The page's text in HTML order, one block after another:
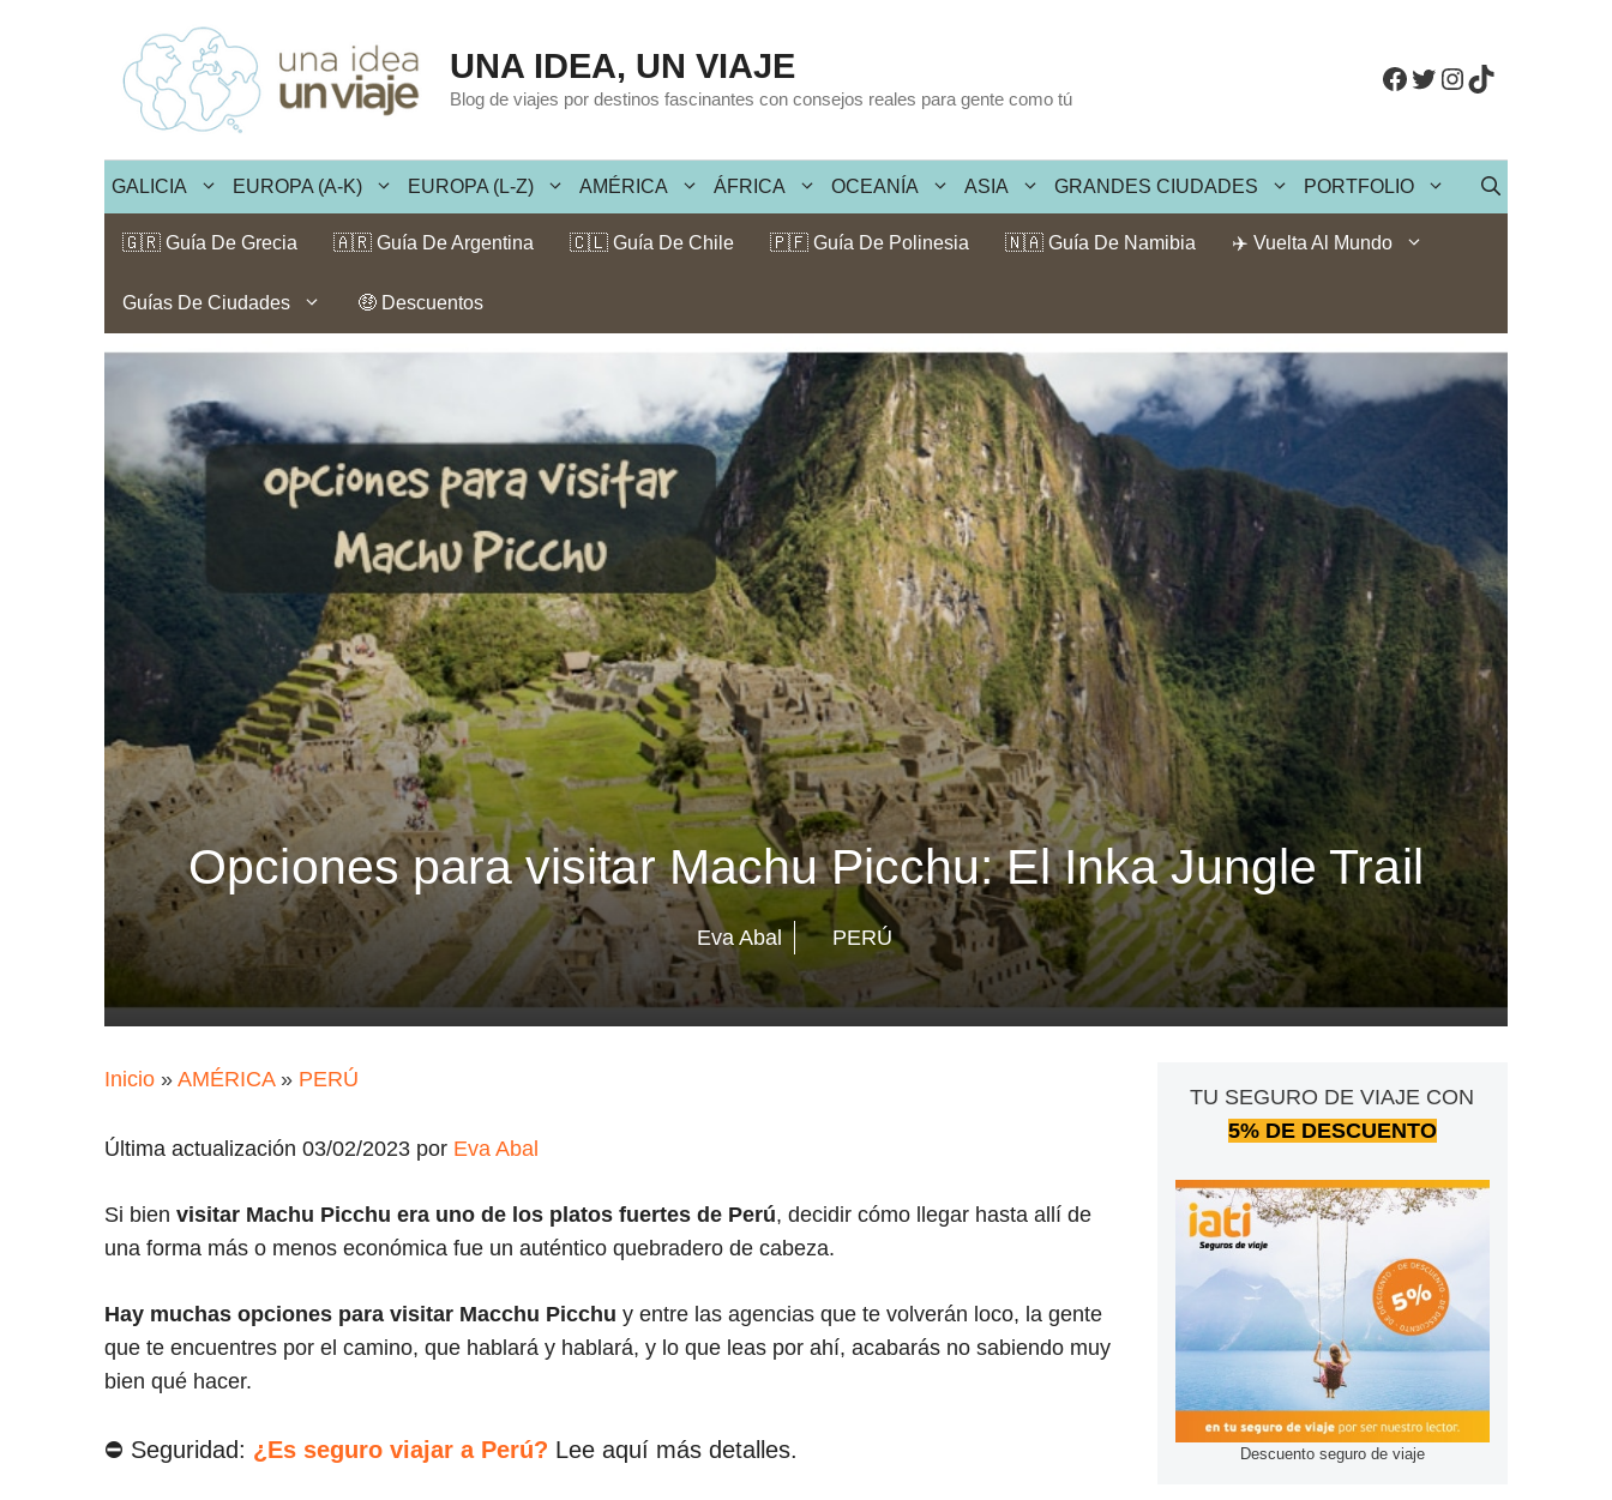
contenido
UNA IDEA, UN VIAJE
Blog de viajes por destinos fascinantes con consejos reales para gente como tú
Facebook
Twitter
Instagram
TikTok
GALICIA EUROPA (A-K) EUROPA (L-Z) AMÉRICA ÁFRICA OCEANÍA ASIA GRANDES CIUDADES PORTFOLIO
🇬🇷 Guía De Grecia 🇦🇷 Guía De Argentina 🇨🇱 Guía De Chile 🇵🇫 Guía De Polinesia 🇳🇦 Guía De Namibia ✈️ Vuelta Al Mundo
Guías De Ciudades 🤑 Descuentos
Opciones para visitar Machu Picchu: El Inka Jungle Trail
Eva Abal PERÚ
Inicio » AMÉRICA» PERÚ
Última actualización 03/02/2023 por Eva Abal
Si bien visitar Machu Picchu era uno de los platos fuertes de Perú, decidir cómo llegar hasta allí de
una forma más o menos económica fue un auténtico quebradero de cabeza.
Hay muchas opciones para visitar Macchu Picchu y entre las agencias que te volverán loco, la gente
que te encuentres por el camino, que hablará y hablará, y lo que leas por ahí, acabarás no sabiendo muy
bien qué hacer.
⛔ Seguridad: ¿Es seguro viajar a Perú? Lee aquí más detalles.
TU SEGURO DE VIAJE CON
5% DE DESCUENTO
Descuento seguro de viaje